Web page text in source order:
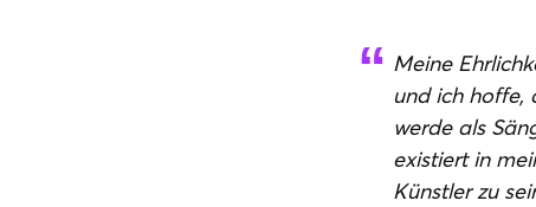
Meine
und ich hoffe,
werde als
existiert in
Künstler zu